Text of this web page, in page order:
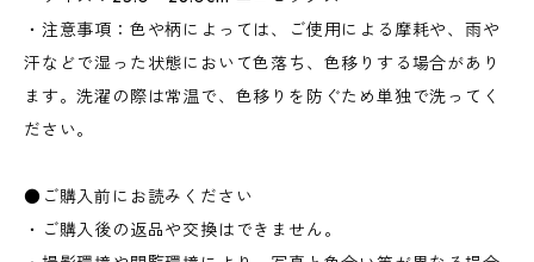
・注意事項：色や柄によっては、ご使用による摩耗や、雨や
汗などで湿った状態において色落ち、色移りする場合があり
ます。洗濯の際は常温で、色移りを防ぐため単独で洗ってく
ださい。
●ご購入前にお読みください
・ご購入後の返品や交換はできません。